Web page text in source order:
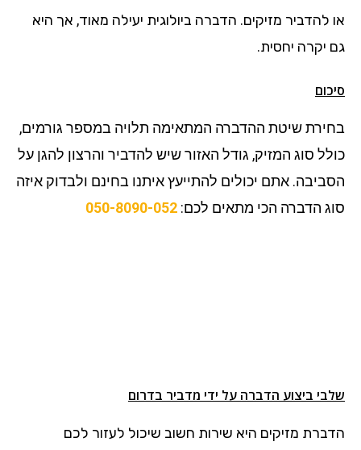
או להדביר מזיקים. הדברה ביולוגית יעילה מאוד, אך היא
גם יקרה יחסית.
סיכום
בחירת שיטת ההדברה המתאימה תלויה במספר גורמים,
כולל סוג המזיק, גודל האזור שיש להדביר והרצון להגן על
הסביבה. אתם יכולים להתייעץ איתנו בחינם ולבדוק איזה
סוג הדברה הכי מתאים לכם: 050-8090-052
שלבי ביצוע הדברה על ידי מדביר בדרום
הדברת מזיקים היא שירות חשוב שיכול לעזור לכם